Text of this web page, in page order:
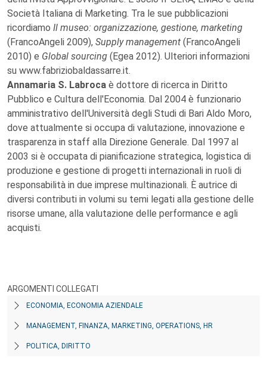
Società Italiana di Marketing. Tra le sue pubblicazioni
ricordiamo Il museo: organizzazione, gestione, marketing
(FrancoAngeli 2009), Supply management (FrancoAngeli
2010) e Global sourcing (Egea 2012). Ulteriori informazioni
su www.fabriziobaldassarre.it.
Annamaria S. Labroca è dottore di ricerca in Diritto
Pubblico e Cultura dell'Economia. Dal 2004 è funzionario
amministrativo dell'Università degli Studi di Bari Aldo Moro,
dove attualmente si occupa di valutazione, innovazione e
trasparenza in staff alla Direzione Generale. Dal 1997 al
2003 si è occupata di pianificazione strategica, logistica di
produzione e gestione di progetti internazionali in ruoli di
responsabilità in due imprese multinazionali. È autrice di
diversi contributi in volumi su temi legati alla gestione delle
risorse umane, alla valutazione delle performance e agli
acquisti.
ARGOMENTI COLLEGATI
ECONOMIA, ECONOMIA AZIENDALE
MANAGEMENT, FINANZA, MARKETING, OPERATIONS, HR
POLITICA, DIRITTO